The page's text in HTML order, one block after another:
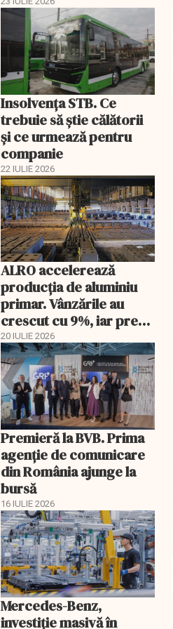
Insolvenţa STB. Ce
trebuie să ştie călătorii
şi ce urmează pentru
companie
22 IULIE 2026
ALRO accelerează
producția de aluminiu
primar. Vânzările au
crescut cu 9%, iar prețul
metalului a urcat cu
peste 43%
20 IULIE 2026
Premieră la BVB. Prima
agenție de comunicare
din România ajunge la
bursă
16 IULIE 2026
Mercedes-Benz,
investiție masivă în